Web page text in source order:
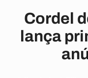
Cordel
lança